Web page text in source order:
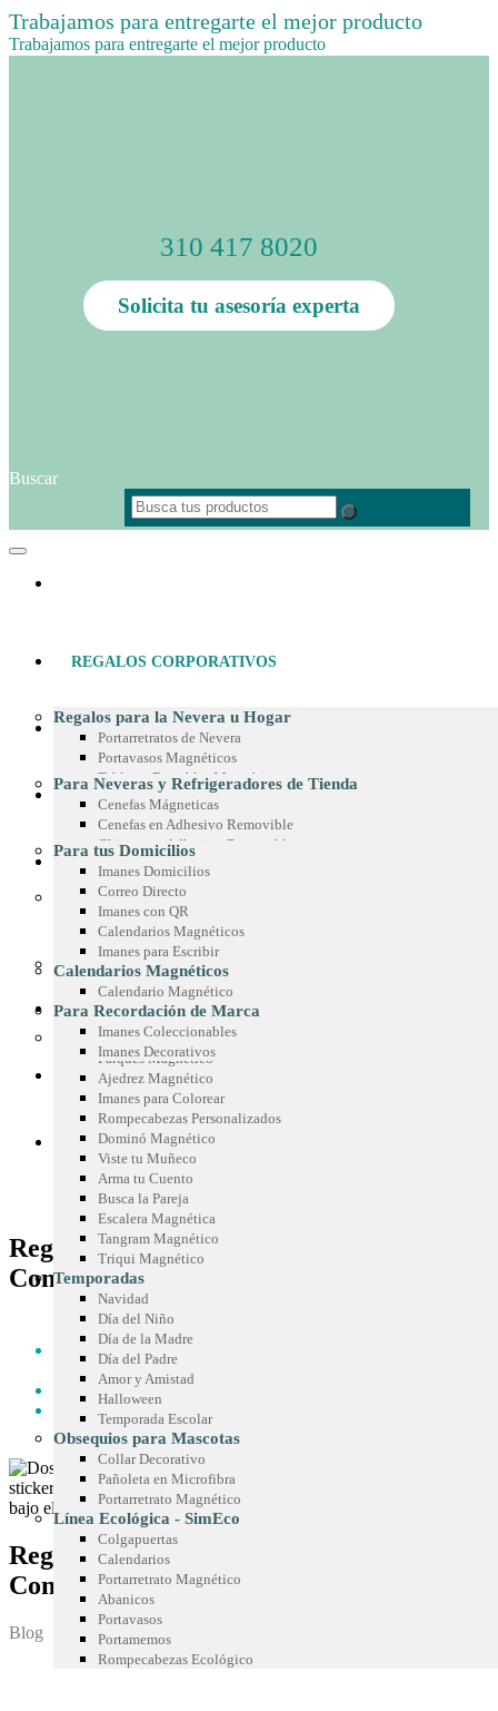
Trabajamos para entregarte el mejor producto
Trabajamos para entregarte el mejor producto
310 417 8020
Solicita tu asesoría experta
Buscar
REGALOS CORPORATIVOS
Regalos para la Nevera u Hogar
Portarretratos de Nevera
Portavasos Magnéticos
Tableros Borrables Magnéticos
Multimagnets
Portamemos con Lápiz o Marcador
Recetarios Magnéticos
Adhesivos Decorativos
Imanes Coleccionables
Regalos para Oficina
Separadores de Libros
Calendario de Escritorio
Planeador de Escritorio
Tablero en Adhesivo para Pared
Sticker Personalizados
Mouse Pad
Juegos Promocionales
Parqués Magnético
Ajedrez Magnético
Imanes para Colorear
Rompecabezas Personalizados
Dominó Magnético
Viste tu Muñeco
Arma tu Cuento
Busca la Pareja
Escalera Magnética
Tangram Magnético
Triqui Magnético
Temporadas
Navidad
Día del Niño
Día de la Madre
Día del Padre
Amor y Amistad
Halloween
Temporada Escolar
Obsequios para Mascotas
Collar Decorativo
Pañoleta en Microfibra
Portarretrato Magnético
Línea Ecológica - SimEco
Colgapuertas
Calendarios
Portarretrato Magnético
Abanicos
Portavasos
Portamemos
Rompecabezas Ecológico
MATERIAL POP
Para Neveras y Refrigeradores de Tienda
Cenefas Mágneticas
Cenefas en Adhesivo Removible
Chispas en Adhesivo Removible
Marcos en Adhesivo Removible
Esquineros en Adhesivo Removible
Adhesivos para Exteriores
Cintas para Vitrinas
Adhesivos en Espejo
Para Góndolas
Chispas Magnéticas
Chispas Marca Precio
Cenefas para Góndolas
IMANES PUBLICITARIOS
Para tus Domicilios
Imanes Domicilios
Correo Directo
Imanes con QR
Calendarios Magnéticos
Imanes para Escribir
Calendarios Magnéticos
Calendario Magnético
Para Recordación de Marca
Imanes Coleccionables
Imanes Decorativos
PRODUCTOS EN MICROFIBRA
Paño de Microfibra
Toalla de Microfibra
Estuche de Microfibra
Stickers en Microfibra
CONOCE SIMETRÍA
COTIZA TU IDEA
BLOG
Regalos Corporativos: Estrategias que
Conquistan Clientes
HOME
REGALOS CORPORATIVOS: ESTRATEGIAS QUE
CONQUISTAN CLIENTES
BLOG
REGALOS CORPORATIVOS: ESTRATEGIAS QUE
CONQUISTAN CLIENTES
Regalos Corporativos: Estrategias que
Conquistan Clientes
Blog